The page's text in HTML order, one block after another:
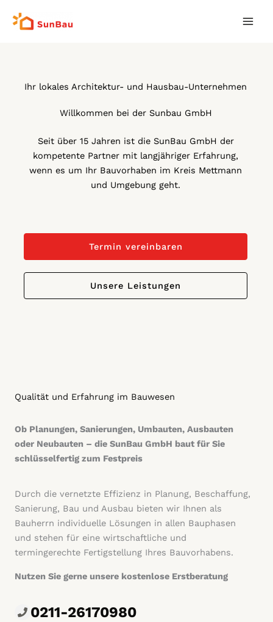
Inhalt
Ihr lokales Architektur- und Hausbau-Unternehmen
Willkommen bei der Sunbau GmbH
Seit über 15 Jahren ist die SunBau GmbH der
kompetente Partner mit langjähriger Erfahrung,
wenn es um Ihr Bauvorhaben im Kreis Mettmann
und Umgebung geht.
Termin vereinbaren
Unsere Leistungen
Qualität und Erfahrung im Bauwesen
Ob Planungen, Sanierungen, Umbauten, Ausbauten
oder Neubauten – die SunBau GmbH baut für Sie
schlüsselfertig zum Festpreis
Durch die vernetzte Effizienz in Planung, Beschaffung,
Sanierung, Bau und Ausbau bieten wir Ihnen als
Bauherrn individuelle Lösungen in allen Bauphasen
und stehen für eine wirtschaftliche und
termingerechte Fertigstellung Ihres Bauvorhabens.
Nutzen Sie gerne unsere kostenlose Erstberatung
0211-26170980